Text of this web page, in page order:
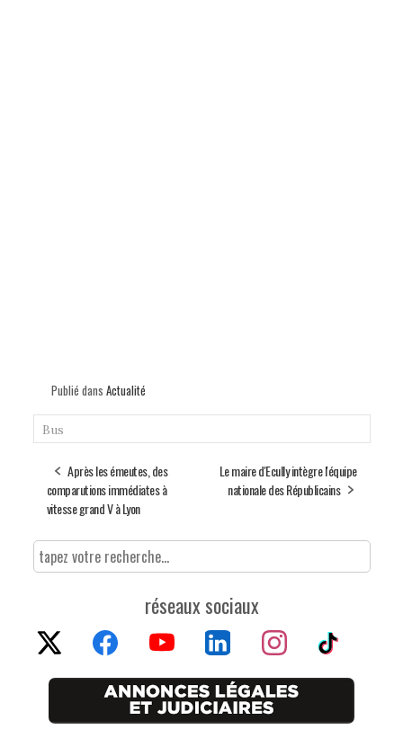
Publié dans Actualité
Bus
Après les émeutes, des
comparutions immédiates à
vitesse grand V à Lyon
Le maire d'Ecully intègre l'équipe
nationale des Républicains
réseaux sociaux